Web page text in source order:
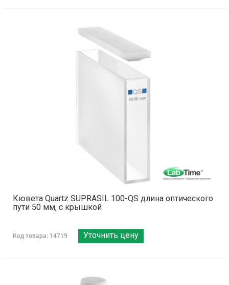
Кювета Quartz SUPRASIL 100-QS длина оптического
пути 50 мм, с крышкой
Код товара: 14719 Уточнить цену